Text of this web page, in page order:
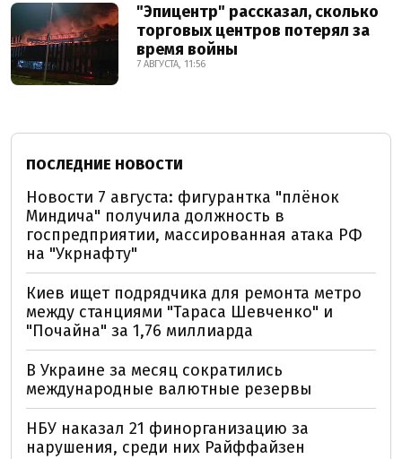
"Эпицентр" рассказал, сколько
торговых центров потерял за
время войны
7 АВГУСТА, 11:56
ПОСЛЕДНИЕ НОВОСТИ
Новости 7 августа: фигурантка "плёнок
Миндича" получила должность в
госпредприятии, массированная атака РФ
на "Укрнафту"
Киев ищет подрядчика для ремонта метро
между станциями "Тараса Шевченко" и
"Почайна" за 1,76 миллиарда
В Украине за месяц сократились
международные валютные резервы
НБУ наказал 21 финорганизацию за
нарушения, среди них Райффайзен